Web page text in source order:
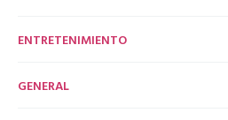
ENTRETENIMIENTO
GENERAL